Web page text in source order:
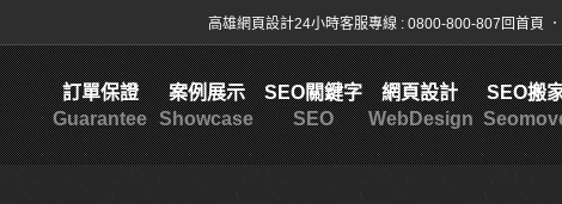
回首頁 ．
24小時客服專線 : 0800-800-807
高雄網頁設計
訂單保證
Guarantee
案例展示
Showcase
SEO關鍵字
SEO
網頁設計
WebDesign
SEO搬